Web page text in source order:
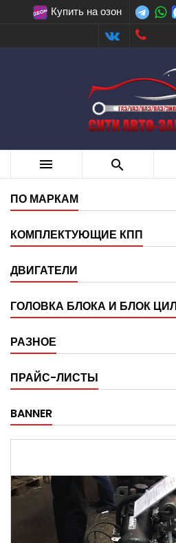
Купить на озон
 
ПО МАРКАМ
КОМПЛЕКТУЮЩИЕ КПП
ДВИГАТЕЛИ
ГОЛОВКА БЛОКА И БЛОК
РАЗНОЕ
ПРАЙС-ЛИСТЫ
BANNER